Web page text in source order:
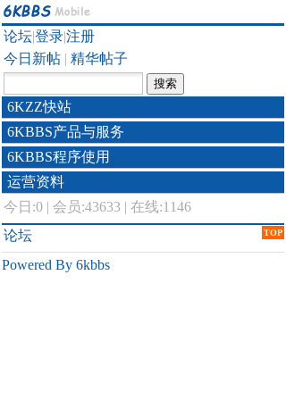
论坛|登录|注册
今日新帖 | 精华帖子
6KZZ快站
6KBBS产品与服务
6KBBS程序使用
运营资料
今日:0 | 会员:43633 | 在线:1146
TOP
论坛
Powered By 6kbbs